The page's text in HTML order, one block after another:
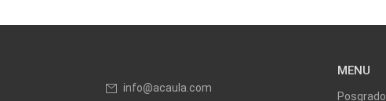
info@acaula.com
MENU
Posgrado